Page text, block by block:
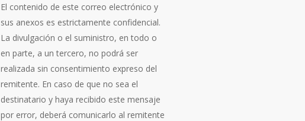
El contenido de este correo electrónico y
sus anexos es estrictamente confidencial.
La divulgación o el suministro, en todo o
en parte, a un tercero, no podrá ser
realizada sin consentimiento expreso del
remitente. En caso de que no sea el
destinatario y haya recibido este mensaje
por error, deberá comunicarlo al remitente